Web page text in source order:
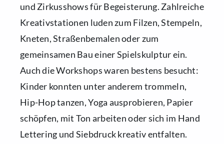
und Zirkusshows für Begeisterung. Zahlreiche
Kreativstationen luden zum Filzen, Stempeln,
Kneten, Straßenbemalen oder zum
gemeinsamen Bau einer Spielskulptur ein.
Auch die Workshops waren bestens besucht:
Kinder konnten unter anderem trommeln,
Hip-Hop tanzen, Yoga ausprobieren, Papier
schöpfen, mit Ton arbeiten oder sich im Hand
Lettering und Siebdruck kreativ entfalten.